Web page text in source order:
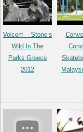
Volcom – Stone’s
Wild In The
Parks Greece
2012